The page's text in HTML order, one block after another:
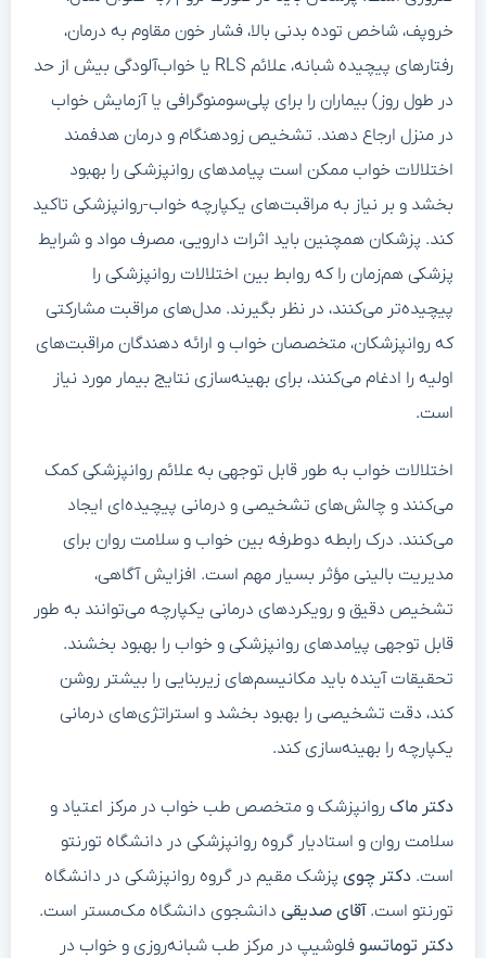
خروپف، شاخص توده بدنی بالا، فشار خون مقاوم به درمان،
رفتارهای پیچیده شبانه، علائم RLS یا خواب‌آلودگی بیش از حد
در طول روز) بیماران را برای پلی‌سومنوگرافی یا آزمایش خواب
در منزل ارجاع دهند. تشخیص زودهنگام و درمان هدفمند
اختلالات خواب ممکن است پیامدهای روانپزشکی را بهبود
بخشد و بر نیاز به مراقبت‌های یکپارچه خواب-روانپزشکی تاکید
کند. پزشکان همچنین باید اثرات دارویی، مصرف مواد و شرایط
پزشکی هم‌زمان را که روابط بین اختلالات روانپزشکی را
پیچیده‌تر می‌کنند، در نظر بگیرند. مدل‌های مراقبت مشارکتی
که روانپزشکان، متخصصان خواب و ارائه دهندگان مراقبت‌های
اولیه را ادغام می‌کنند، برای بهینه‌سازی نتایج بیمار مورد نیاز
است.
اختلالات خواب به طور قابل توجهی به علائم روانپزشکی کمک
می‌کنند و چالش‌های تشخیصی و درمانی پیچیده‌ای ایجاد
می‌کنند. درک رابطه دوطرفه بین خواب و سلامت روان برای
مدیریت بالینی مؤثر بسیار مهم است. افزایش آگاهی،
تشخیص دقیق و رویکردهای درمانی یکپارچه می‌توانند به طور
قابل توجهی پیامدهای روانپزشکی و خواب را بهبود بخشند.
تحقیقات آینده باید مکانیسم‌های زیربنایی را بیشتر روشن
کند، دقت تشخیصی را بهبود بخشد و استراتژی‌های درمانی
یکپارچه را بهینه‌سازی کند.
دکتر ماک روانپزشک و متخصص طب خواب در مرکز اعتیاد و
سلامت روان و استادیار گروه روانپزشکی در دانشگاه تورنتو
است. دکتر چوی پزشک مقیم در گروه روانپزشکی در دانشگاه
تورنتو است.آقای صدیقی دانشجوی دانشگاه مک‌مستر است.
دکتر توماتسو فلوشیپ در مرکز طب شبانه‌روزی و خواب در